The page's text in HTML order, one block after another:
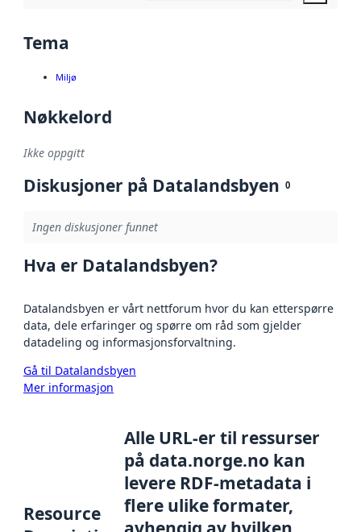
Tema
Miljø
Nøkkelord
Ikke oppgitt
Diskusjoner på Datalandsbyen 0
Ingen diskusjoner funnet
Hva er Datalandsbyen?
Datalandsbyen er vårt nettforum hvor du kan etterspørre
data, dele erfaringer og spørre om råd som gjelder
datadeling og informasjonsforvaltning.
Gå til Datalandsbyen
Mer informasjon
Resource
Alle URL-er til ressurser
på data.norge.no kan
levere RDF-metadata i
flere ulike formater,